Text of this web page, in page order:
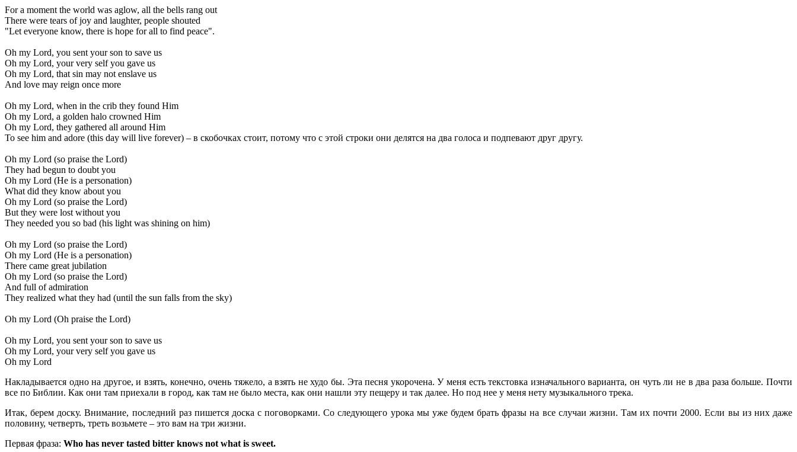
For a moment the world was aglow, all the bells rang out
There were tears of joy and laughter, people shouted
"Let everyone know, there is hope for all to find peace".
Oh my Lord, you sent your son to save us
Oh my Lord, your very self you gave us
Oh my Lord, that sin may not enslave us
And love may reign once more
Oh my Lord, when in the crib they found Him
Oh my Lord, a golden halo crowned Him
Oh my Lord, they gathered all around Him
To see him and adore (this day will live forever) – в скобочках стоит, потому что с этой строки они делятся на два голоса и подпевают друг другу.
Oh my Lord (so praise the Lord)
They had begun to doubt you
Oh my Lord (He is a personation)
What did they know about you
Oh my Lord (so praise the Lord)
But they were lost without you
They needed you so bad (his light was shining on him)
Oh my Lord (so praise the Lord)
Oh my Lord (He is a personation)
There came great jubilation
Oh my Lord (so praise the Lord)
And full of admiration
They realized what they had (until the sun falls from the sky)
Oh my Lord (Oh praise the Lord)
Oh my Lord, you sent your son to save us
Oh my Lord, your very self you gave us
Oh my Lord
Накладывается одно на другое, и взять, конечно, очень тяжело, а взять не худо бы. Эта песня укорочена. У меня есть текстовка изначального варианта, он чуть ли не в два раза больше. Почти
все по Библии. Как они там приехали в город, как там не было места, как они нашли эту пещеру и так далее. Но под нее у меня нету музыкального трека.
Итак, берем доску. Внимание, последний раз пишется доска с поговорками. Со следующего урока мы уже будем брать фразы на все случаи жизни. Там их почти 2000. Если вы из них даже
половину, четверть, треть возьмете – это вам на три жизни.
Первая фраза: Who has never tasted bitter knows not what is sweet.